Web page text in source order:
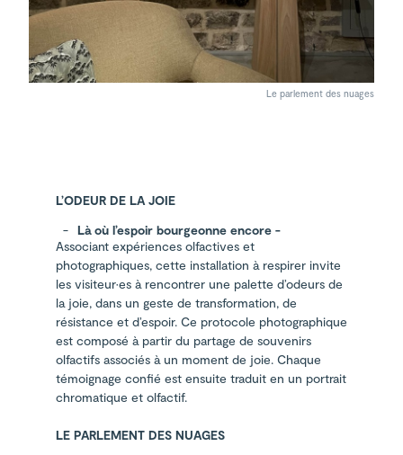
Le parlement des nuages
L’ODEUR DE LA JOIE
Là où l’espoir bourgeonne encore -
Associant expériences olfactives et
photographiques, cette installation à respirer invite
les visiteur·es à rencontrer une palette d’odeurs de
la joie, dans un geste de transformation, de
résistance et d’espoir. Ce protocole photographique
est composé à partir du partage de souvenirs
olfactifs associés à un moment de joie. Chaque
témoignage confié est ensuite traduit en un portrait
chromatique et olfactif.
LE PARLEMENT DES NUAGES